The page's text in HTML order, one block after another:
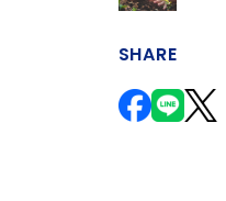
SHARE